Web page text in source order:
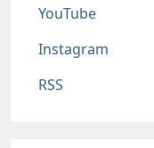
YouTube
Instagram
RSS